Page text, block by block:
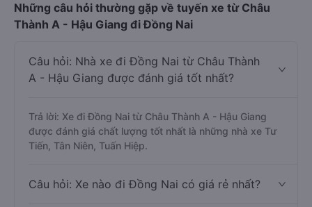
Những câu hỏi thường gặp về tuyến xe từ Châu
Thành A - Hậu Giang đi Đồng Nai
Câu hỏi: Nhà xe đi Đồng Nai từ Châu Thành
A - Hậu Giang được đánh giá tốt nhất?
Trả lời: Xe đi Đồng Nai từ Châu Thành A - Hậu Giang
được đánh giá chất lượng tốt nhất là những nhà xe Tư
Tiến, Tân Niên, Tuấn Hiệp.
Câu hỏi: Xe nào đi Đồng Nai có giá rẻ nhất?